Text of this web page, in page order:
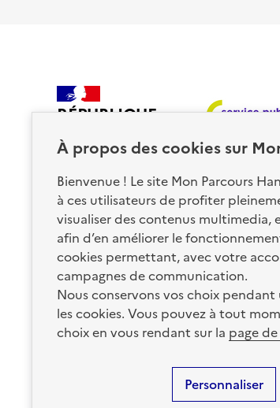
À propos des cookies sur
Bienvenue ! Le site Mon Parcours
à ces utilisateurs de profiter
visualiser des contenus
afin d’en améliorer le
cookies permettant, avec votre
campagnes de communication.
Nous conservons vos choix
les cookies. Vous pouvez à tout
choix en vous rendant sur la page
Personnaliser
RÉPUBLIQUE
Nos partenaires
La Caisse des Dépôts
accompagne les parcours